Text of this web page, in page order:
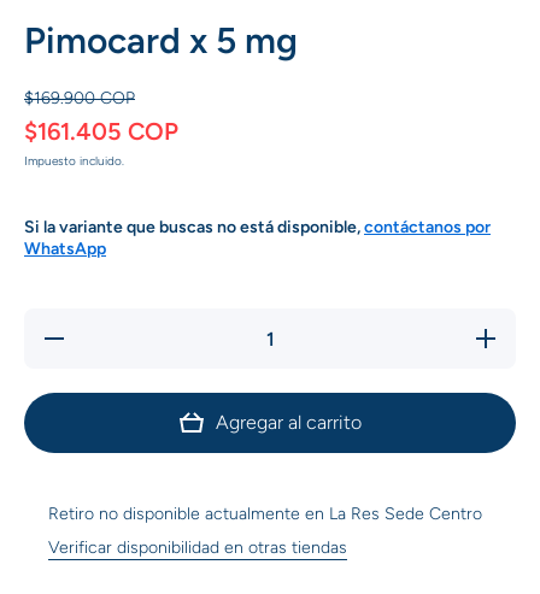
Pimocard x 5 mg
$169.900 COP
$161.405 COP
Impuesto incluido.
Si la variante que buscas no está disponible,contáctanos por
WhatsApp
Reducir
Aumentar
cantidad
x 5 mg
Agregar al carrito
Retiro no disponible actualmente en La Res Sede Centro
Verificar disponibilidad en otras tiendas